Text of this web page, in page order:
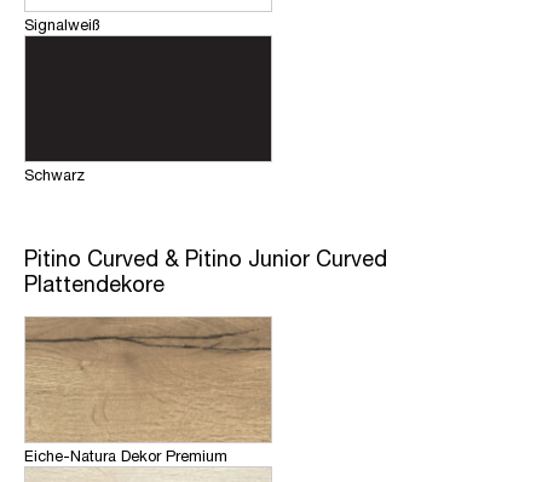
Signalweiß
Schwarz
Pitino Curved & Pitino Junior Curved
Plattendekore
Eiche-Natura Dekor Premium